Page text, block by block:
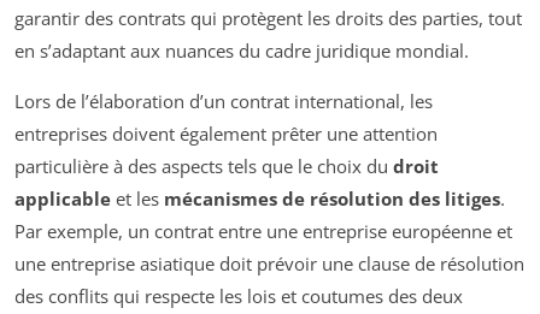
garantir des contrats qui protègent les droits des parties, tout
en s’adaptant aux nuances du cadre juridique mondial.
Lors de l’élaboration d’un contrat international, les
entreprises doivent également prêter une attention
particulière à des aspects tels que le choix du droit
applicable et les mécanismes de résolution des litiges.
Par exemple, un contrat entre une entreprise européenne et
une entreprise asiatique doit prévoir une clause de résolution
des conflits qui respecte les lois et coutumes des deux